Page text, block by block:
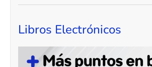
Libros Electrónicos